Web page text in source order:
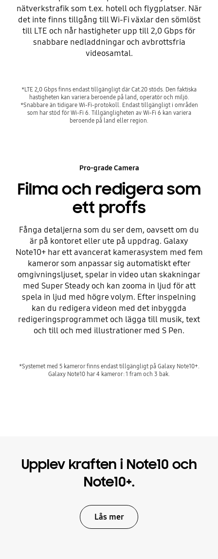
nätverkstrafik som t.ex. hotell och flygplatser. När
det inte finns tillgång till Wi-Fi växlar den sömlöst
till LTE och når hastigheter upp till 2,0 Gbps för
snabbare nedladdningar och avbrottsfria
videosamtal.
*LTE 2,0 Gbps finns endast tillgängligt där Cat.20 stöds. Den faktiska
hastigheten kan variera beroende på land, operatör och miljö.
*Snabbare än tidigare Wi-Fi-protokoll. Endast tillgängligt i områden
som har stöd för Wi-Fi 6. Tillgängligheten av Wi-Fi 6 kan variera
beroende på land eller region.
Pro-grade Camera
Filma och redigera som
ett proffs
Fånga detaljerna som du ser dem, oavsett om du
är på kontoret eller ute på uppdrag. Galaxy
Note10+ har ett avancerat kamerasystem med fem
kameror som anpassar sig automatiskt efter
omgivningsljuset, spelar in video utan skakningar
med Super Steady och kan zooma in ljud för att
spela in ljud med högre volym. Efter inspelning
kan du redigera videon med det inbyggda
redigeringsprogrammet och lägga till musik, text
och till och med illustrationer med S Pen.
*Systemet med 5 kameror finns endast tillgängligt på Galaxy Note10+.
Galaxy Note10 har 4 kameror: 1 fram och 3 bak.
Upplev kraften i Note10 och
Note10+.
Lås mer